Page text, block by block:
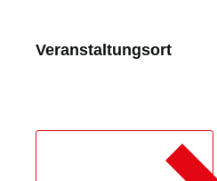
Veranstaltungsort